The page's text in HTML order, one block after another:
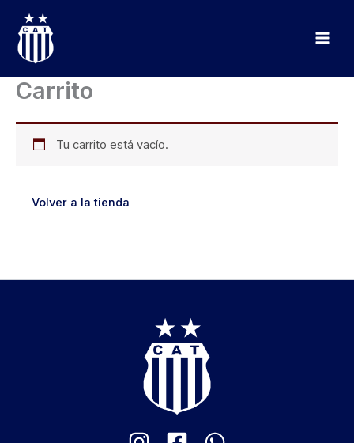
contenido
Carrito
Tu carrito está vacío.
Volver a la tienda